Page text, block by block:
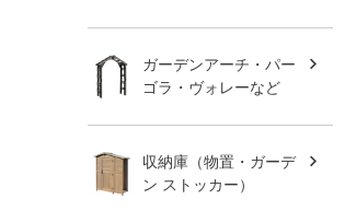
ガーデンアーチ・パー
ゴラ・ヴォレーなど
収納庫（物置・ガーデ
ン ストッカー）